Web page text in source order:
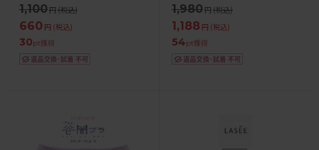
1,100円(税込)
660 円 (税込)
30pt獲得
1,980円(税込)
1,188 円 (税込)
54pt獲得